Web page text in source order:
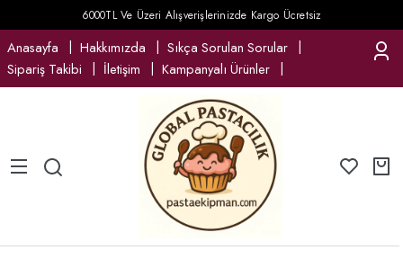
6000TL Ve Üzeri Alışverişlerinizde Kargo Ücretsiz
Anasayfa Hakkımızda
Sıkça Sorulan Sorular
Sipariş Takibi
İletişim Kampanyalı Ürünler